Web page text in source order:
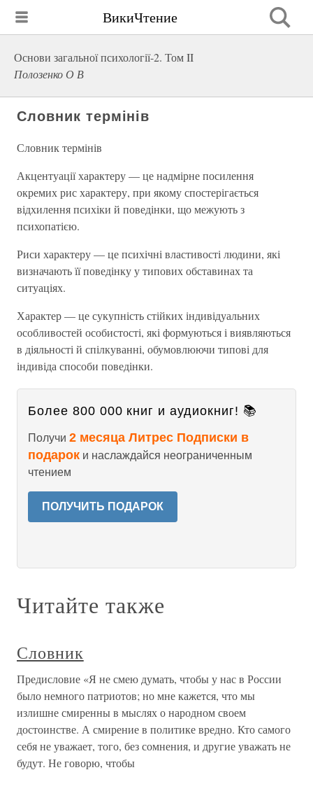
ВикиЧтение
Основи загальної психології-2. Том II
Полозенко О В
Словник термінів
Словник термінів
Акцентуації характеру — це надмірне посилення
окремих рис характеру, при якому спостерігається
відхилення психіки й поведінки, що межують з
психопатією.
Риси характеру — це психічні властивості людини, які
визначають її поведінку у типових обставинах та
ситуаціях.
Характер — це сукупність стійких індивідуальних
особливостей особистості, які формуються і виявляються
в діяльності й спілкуванні, обумовлюючи типові для
індивіда способи поведінки.
Более 800 000 книг и аудиокниг! 📚
Получи 2 месяца Литрес Подписки в
подарок и наслаждайся неограниченным
чтением
ПОЛУЧИТЬ ПОДАРОК
Читайте также
Словник
Предисловие «Я не смею думать, чтобы у нас в России
было немного патриотов; но мне кажется, что мы
излишне смиренны в мыслях о народном своем
достоинстве. А смирение в политике вредно. Кто самого
себя не уважает, того, без сомнения, и другие уважать не
будут. Не говорю, чтобы